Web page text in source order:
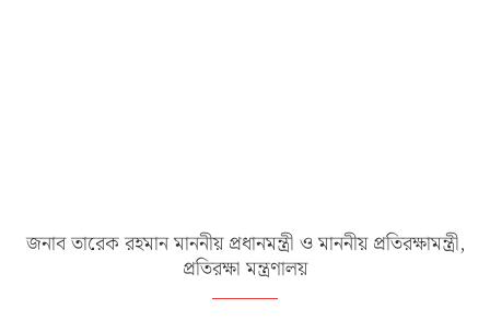
জনাব তারেক রহমান মাননীয় প্রধানমন্ত্রী ও মাননীয় প্রতিরক্ষামন্ত্রী,
প্রতিরক্ষা মন্ত্রণালয়